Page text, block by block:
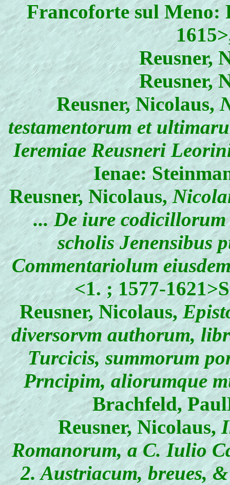
Francoforte sul Meno:
Reusner,
Reusner,
Reusner, Nicolaus,
testamentorum et
Ieremiae Reusneri
Ienae:
Reusner, Nicolaus,
... De iure
scholis Jenensibus
Commentariolum
<1. ; 1577-
Reusner, Nicolaus,
diversorvm authorum,
Turcicis, summorum
Prncipim, aliorumque
Brachfeld,
Reusner, Nicolaus,
Romanorum, a C. Iulio
2. Austriacum, breues,